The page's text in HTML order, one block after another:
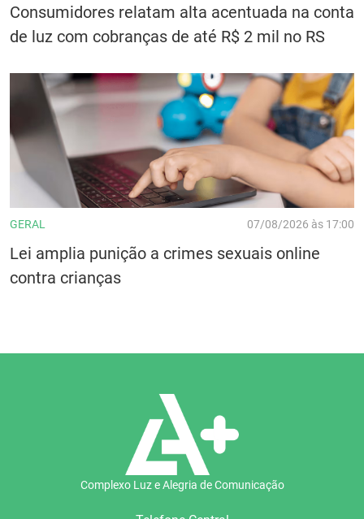
Consumidores relatam alta acentuada na conta
de luz com cobranças de até R$ 2 mil no RS
GERAL 07/08/2026 às 17:00
Lei amplia punição a crimes sexuais online
contra crianças
Complexo Luz e Alegria de Comunicação